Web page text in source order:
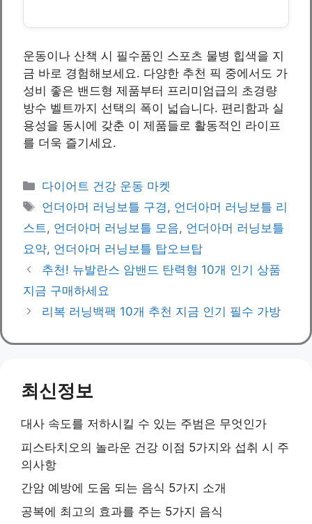
운동이나 산책 시 필수품인 스포츠 물병 힙색을 지
금 바로 경험해보세요. 다양한 추천 픽 중에서도 가
성비 좋은 밴드형 제품부터 프리미엄급의 초경량
방수 벨트까지 선택의 폭이 넓습니다. 편리함과 실
용성을 동시에 갖춘 이 제품들로 활동적인 라이프
를 더욱 즐기세요.
Categories
다이어트 건강 운동 마켓
Tags
언더아머 러닝보틀 구경, 언더아머 러닝보틀 리
스트, 언더아머 러닝보틀 모음, 언더아머 러닝보틀
요약, 언더아머 러닝보틀 탑오브탑
추천! 뉴발란스 암밴드 탄력형 10개 인기 상품
지금 구매하세요
리복 러닝백팩 10개 추천 지금 인기 필수 가방
최신정보
대사 속도를 저하시킬 수 있는 주범은 무엇인가
피스타치오의 놀라운 건강 이점 5가지와 섭취 시 주
의사항
간암 예방에 도움 되는 음식 5가지 소개
공복에 최고의 효과를 주는 5가지 음식